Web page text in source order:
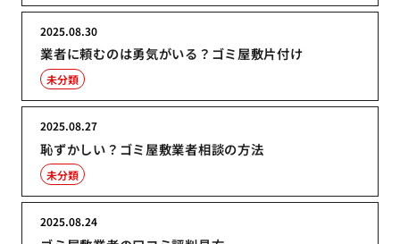
業者に頼むのは勇気がいる？ゴミ屋敷片付け
2025.08.30
未分類
恥ずかしい？ゴミ屋敷業者相談の方法
2025.08.27
未分類
2025.08.24